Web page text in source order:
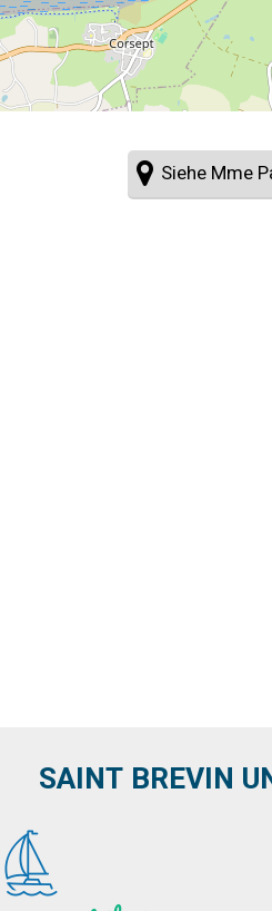
Siehe Mme
SAINT BREVIN